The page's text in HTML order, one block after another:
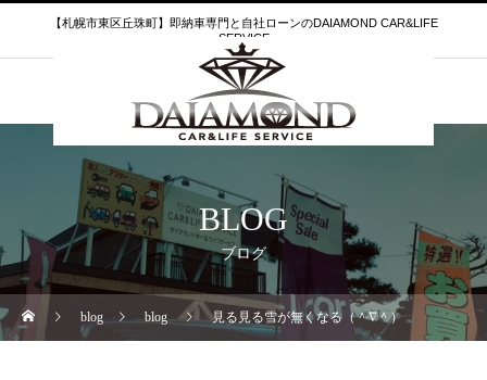
【札幌市東区丘珠町】即納車専門と自社ローンのDAIAMOND CAR&LIFE
SERVICE
BLOG
ブログ
blog blog 見る見る雪が無くなる（＾∇＾）